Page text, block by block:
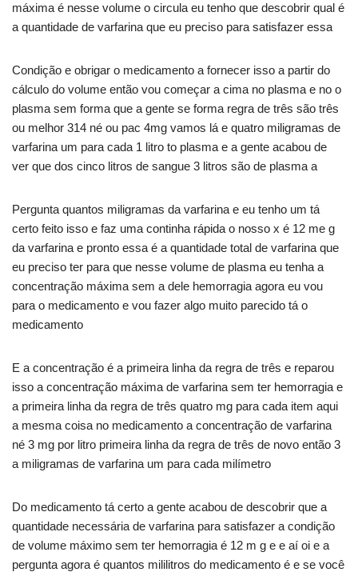
máxima é nesse volume o circula eu tenho que descobrir qual é
a quantidade de varfarina que eu preciso para satisfazer essa
Condição e obrigar o medicamento a fornecer isso a partir do
cálculo do volume então vou começar a cima no plasma e no o
plasma sem forma que a gente se forma regra de três são três
ou melhor 314 né ou pac 4mg vamos lá e quatro miligramas de
varfarina um para cada 1 litro to plasma e a gente acabou de
ver que dos cinco litros de sangue 3 litros são de plasma a
Pergunta quantos miligramas da varfarina e eu tenho um tá
certo feito isso e faz uma continha rápida o nosso x é 12 me g
da varfarina e pronto essa é a quantidade total de varfarina que
eu preciso ter para que nesse volume de plasma eu tenha a
concentração máxima sem a dele hemorragia agora eu vou
para o medicamento e vou fazer algo muito parecido tá o
medicamento
E a concentração é a primeira linha da regra de três e reparou
isso a concentração máxima de varfarina sem ter hemorragia e
a primeira linha da regra de três quatro mg para cada item aqui
a mesma coisa no medicamento a concentração de varfarina
né 3 mg por litro primeira linha da regra de três de novo então 3
a miligramas de varfarina um para cada milímetro
Do medicamento tá certo a gente acabou de descobrir que a
quantidade necessária de varfarina para satisfazer a condição
de volume máximo sem ter hemorragia é 12 m g e e aí oi e a
pergunta agora é quantos mililitros do medicamento é e se você